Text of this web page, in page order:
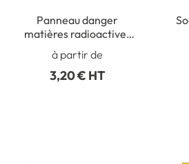
Panneau danger
matières radioactives
ou radioionisantes ISO
7010 - W003
à partir de
3,20 € HT